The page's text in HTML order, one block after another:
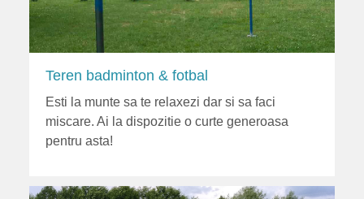
Teren badminton & fotbal
Esti la munte sa te relaxezi dar si sa faci
miscare. Ai la dispozitie o curte generoasa
pentru asta!